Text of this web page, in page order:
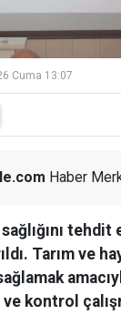
Cuma 13:07
Haber
sağlığını
Tarım ve
kontrol